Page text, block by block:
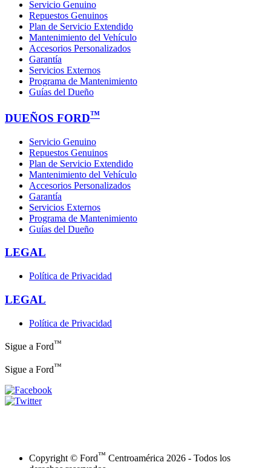
Servicio Genuino
Repuestos Genuinos
Plan de Servicio Extendido
Mantenimiento del Vehículo
Accesorios Personalizados
Garantía
Servicios Externos
Programa de Mantenimiento
Guías del Dueño
DUEÑOS FORD™
Servicio Genuino
Repuestos Genuinos
Plan de Servicio Extendido
Mantenimiento del Vehículo
Accesorios Personalizados
Garantía
Servicios Externos
Programa de Mantenimiento
Guías del Dueño
LEGAL
Política de Privacidad
LEGAL
Política de Privacidad
Sigue a Ford™
Sigue a Ford™
Copyright © Ford™ Centroamérica 2026 - Todos los